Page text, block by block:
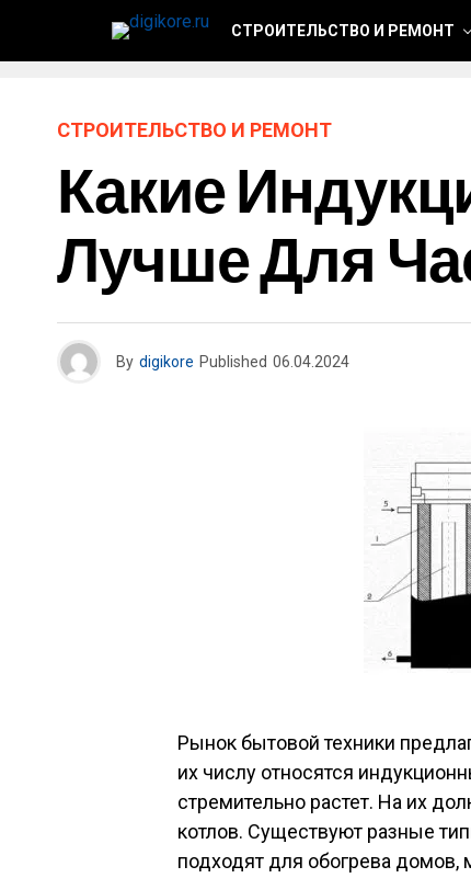
СТРОИТЕЛЬСТВО И РЕМОНТ
СТРОИТЕЛЬСТВО И РЕМОНТ
Какие
Лучше Для
By digikore Published 06.04.2024
Рынок бытовой техники
их числу относятся
стремительно растет. На их
котлов. Существуют разные
подходят для обогрева домов,